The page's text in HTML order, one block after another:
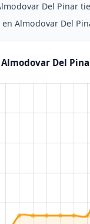
Del Pinar
Almodovar Del
Del